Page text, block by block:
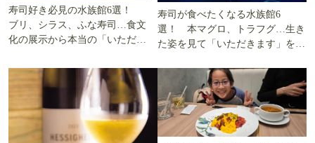
寿司好き必見の水族館6選！
ブリ、シラス、ふな寿司…食文
化の展示から本当の「いただき
寿司が食べたくなる水族館6
選！ 本マグロ、トラフグ…生き
た姿を見て「いただきます」を考